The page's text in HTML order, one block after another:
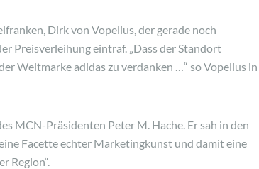
Dirk von Vopelius, der gerade noch
Preisverleihung eintraf. „Dass der Standort
Weltmarke adidas zu verdanken …“ so Vopelius in
MCN-Präsidenten Peter M. Hache. Er sah in den
Facette echter Marketingkunst und damit eine
Region“.